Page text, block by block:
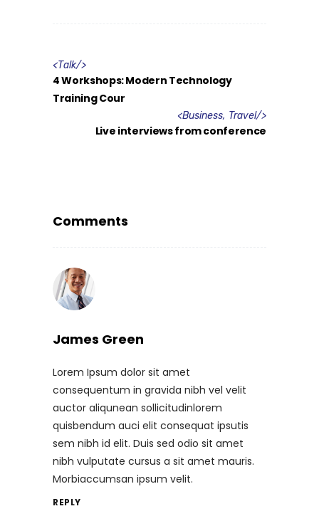
<Talk/>
4 Workshops: Modern Technology
Training Cour
<Business, Travel/>
Live interviews from conference
Comments
James Green
Lorem Ipsum dolor sit amet
consequentum in gravida nibh vel velit
auctor aliqunean sollicitudinlorem
quisbendum auci elit consequat ipsutis
sem nibh id elit. Duis sed odio sit amet
nibh vulputate cursus a sit amet mauris.
Morbiaccumsan ipsum velit.
REPLY